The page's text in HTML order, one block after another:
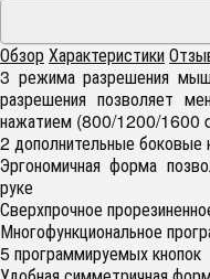
ОбзорХарактеристики
3 режима разрешения
разрешения позволяет
нажатием (800/1200/1600
2 дополнительные боковые
Эргономичная форма
руке
Сверхпрочное
Многофункциональное
5 программируемых кнопок